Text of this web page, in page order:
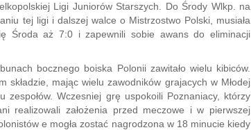
Ligi Juniorów Starszych. Do Środy Wlkp. na
tej ligi i dalszej walce o Mistrzostwo Polski, musiała
Środa aż 7:0 i zapewnili sobie awans do eliminacji
bocznego boiska Polonii zawitało wielu kibiców.
mając wielu zawodników grajacych w Młodej
zespołów. Wczesniej grę uspokoili Poznaniacy, którzy
realizowali założenia przed meczowe i w pierwszej
e mogła zostać nagrodzona w 18 minucie kiedy